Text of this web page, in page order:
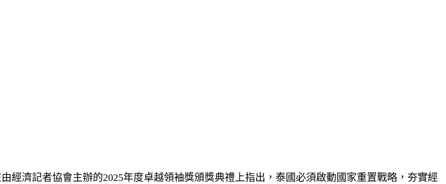
經濟記者協會主辦的2025年度卓越領袖獎頒獎典禮上指出，泰國必須啟動國家重置戰略，夯實經